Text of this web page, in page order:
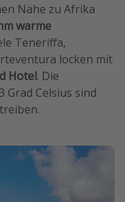
Nähe zu Afrika
warme
Teneriffa,
locken mit
Hotel. Die
Grad Celsius sind